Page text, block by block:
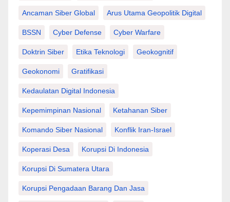
Ancaman Siber Global Arus Utama Geopolitik Digital
BSSN Cyber Defense Cyber Warfare
Doktrin Siber Etika Teknologi Geokognitif
Geokonomi Gratifikasi
Kedaulatan Digital Indonesia
Kepemimpinan Nasional Ketahanan Siber
Komando Siber Nasional Konflik Iran-Israel
Koperasi Desa Korupsi Di Indonesia
Korupsi Di Sumatera Utara
Korupsi Pengadaan Barang Dan Jasa